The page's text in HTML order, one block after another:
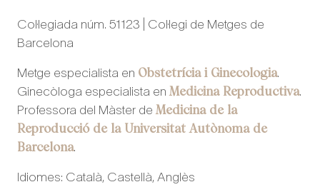
Col·legiada núm. 51123 | Col·legi de Metges de
Barcelona
Metge especialista en Obstetrícia i Ginecologia.
Ginecòloga especialista en Medicina Reproductiva.
Professora del Màster de Medicina de la
Reproducció de la Universitat Autònoma de
Barcelona.
Idiomes: Català, Castellà, Anglès